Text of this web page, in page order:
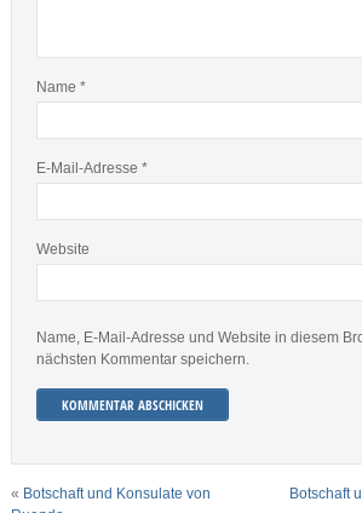
Name *
E-Mail-Adresse *
Website
Name, E-Mail-Adresse und Website in diesem
nächsten Kommentar speichern.
« Botschaft und Konsulate von
Botschaft